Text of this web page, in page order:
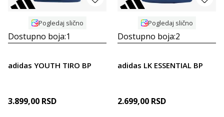
Pogledaj slično
Dostupno boja:1
adidas YOUTH TIRO BP
3.899,00 RSD
Pogledaj slično
Dostupno boja:2
adidas LK ESSENTIAL BP
2.699,00 RSD